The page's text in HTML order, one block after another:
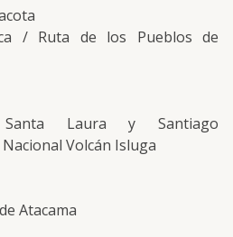
/ Ruta de los Pueblos de
Santa Laura y Santiago
Volcán Isluga
Atacama